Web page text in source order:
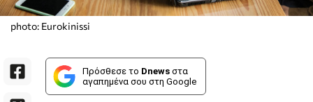
photo: Eurokinissi
Πρόσθεσε το Dnews στα
αγαπημένα σου στη Google